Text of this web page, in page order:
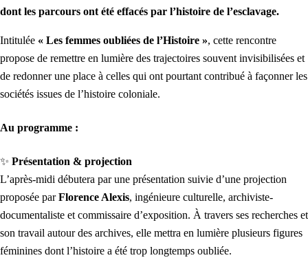
dont les parcours ont été effacés par l’histoire de l’esclavage.
Intitulée « Les femmes oubliées de l’Histoire », cette rencontre
propose de remettre en lumière des trajectoires souvent invisibilisées et
de redonner une place à celles qui ont pourtant contribué à façonner les
sociétés issues de l’histoire coloniale.
Au programme :
✨ Présentation & projection
L’après-midi débutera par une présentation suivie d’une projection
proposée parFlorence Alexis, ingénieure culturelle, archiviste-
documentaliste et commissaire d’exposition. À travers ses recherches et
son travail autour des archives, elle mettra en lumière plusieurs figures
féminines dont l’histoire a été trop longtemps oubliée.